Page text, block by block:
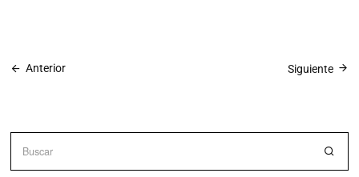
Anterior Siguiente